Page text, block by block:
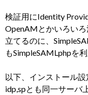
検証用にIdentity
OpenAMとかいろい
立てるのに、
もSimpleSAMLphpを利
以下、インストール設
idp,spとも同一サーバ